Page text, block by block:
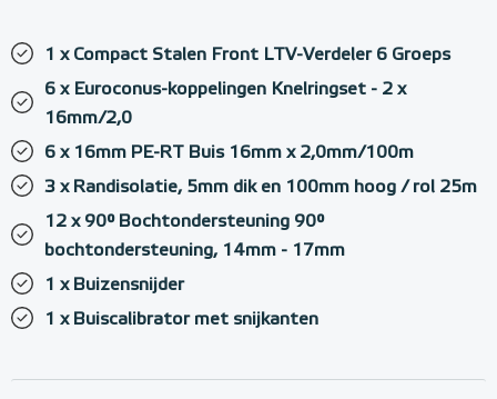
1 x Compact Stalen Front LTV-Verdeler 6 Groeps
6 x Euroconus-koppelingen Knelringset - 2 x
16mm/2,0
6 x 16mm PE-RT Buis 16mm x 2,0mm/100m
3 x Randisolatie, 5mm dik en 100mm hoog / rol 25m
12 x 90° Bochtondersteuning 90°
bochtondersteuning, 14mm - 17mm
1 x Buizensnijder
1 x Buiscalibrator met snijkanten